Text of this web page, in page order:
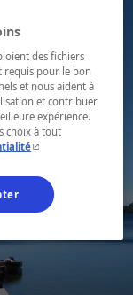
des fichiers
requis pour le bon
et nous aident à
et contribuer
expérience.
choix à tout
- Cet hyperlien